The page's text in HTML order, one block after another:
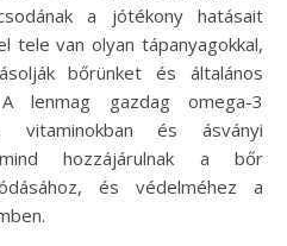
a jótékony hatásait
tele van olyan tápanyagokkal,
bőrünket és általános
lenmag gazdag omega-3
vitaminokban és ásványi
hozzájárulnak a bőr
és védelméhez a